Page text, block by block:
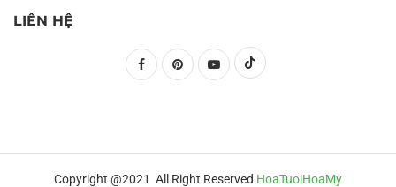
LIÊN HỆ
Copyright @2021 All Right Reserved HoaTuoiHoaMy